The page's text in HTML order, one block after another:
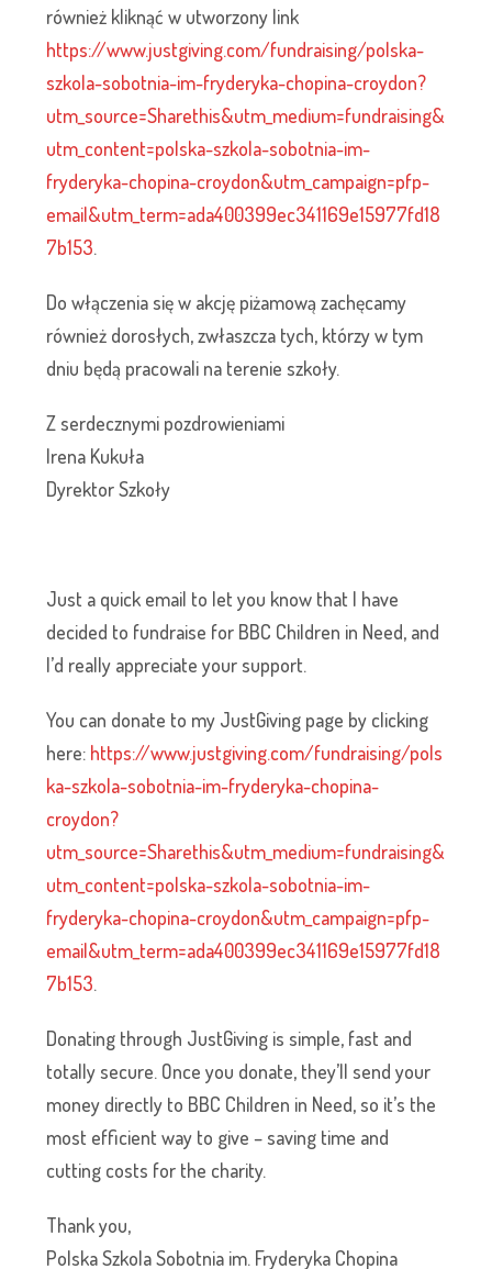
również kliknąć w utworzony link
https://www.justgiving.com/fundraising/polska-
szkola-sobotnia-im-fryderyka-chopina-croydon?
utm_source=Sharethis&utm_medium=fundraising&
utm_content=polska-szkola-sobotnia-im-
fryderyka-chopina-croydon&utm_campaign=pfp-
email&utm_term=ada400399ec341169e15977fd18
7b153.
Do włączenia się w akcję piżamową zachęcamy
również dorosłych, zwłaszcza tych, którzy w tym
dniu będą pracowali na terenie szkoły.
Z serdecznymi pozdrowieniami
Irena Kukuła
Dyrektor Szkoły
Just a quick email to let you know that I have
decided to fundraise for BBC Children in Need, and
I’d really appreciate your support.
You can donate to my JustGiving page by clicking
here: https://www.justgiving.com/fundraising/pols
ka-szkola-sobotnia-im-fryderyka-chopina-
croydon?
utm_source=Sharethis&utm_medium=fundraising&
utm_content=polska-szkola-sobotnia-im-
fryderyka-chopina-croydon&utm_campaign=pfp-
email&utm_term=ada400399ec341169e15977fd18
7b153.
Donating through JustGiving is simple, fast and
totally secure. Once you donate, they’ll send your
money directly to BBC Children in Need, so it’s the
most efficient way to give – saving time and
cutting costs for the charity.
Thank you,
Polska Szkola Sobotnia im. Fryderyka Chopina